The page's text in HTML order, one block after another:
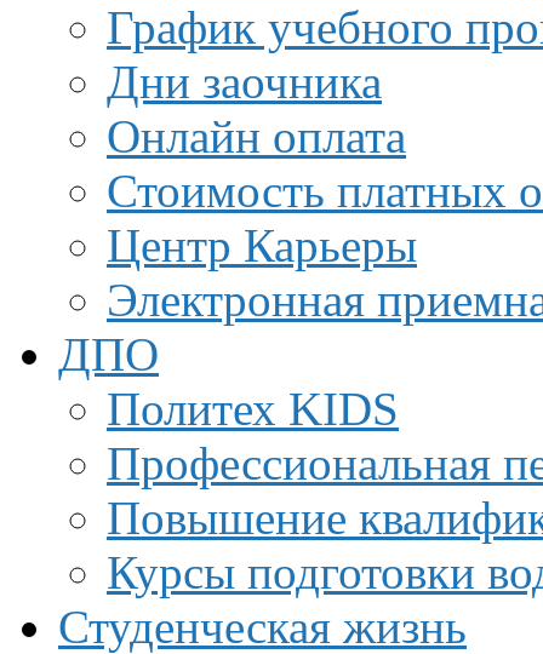
График учебного
Дни заочника
Онлайн оплата
Стоимость платных
Центр Карьеры
Электронная
ДПО
Политех KIDS
Профессиональная
Повышение
Курсы подготовки
Студенческая жизнь